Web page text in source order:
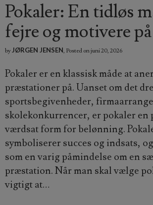
Pokaler: En tidløs
fejre og motivere på
by JØRGEN JENSEN, Posted onjuni 20, 2026
Pokaler er en klassisk måde at
præstationer på. Uanset om det
sportsbegivenheder,
skolekonkurrencer, er pokaler en
værdsat form for belønning.
symboliserer succes og indsats,
som en varig påmindelse om en
præstation. Når man skal vælge
vigtigt at…